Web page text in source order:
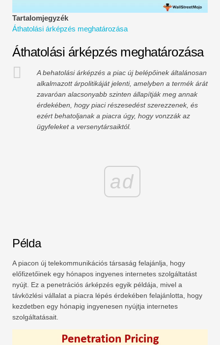
Teljes alak
Kockázatkezelési oktatóanyagok
Tartalomjegyzék
Áthatolási árképzés meghatározása
Áthatolási árképzés meghatározása
A behatolási árképzés a piac új belépőinek általánosan
alkalmazott árpolitikáját jelenti, amelyben a termék árát
zavaróan alacsonyabb szinten állapítják meg annak
érdekében, hogy piaci részesedést szerezzenek, és
ezért behatoljanak a piacra úgy, hogy vonzzák az
ügyfeleket a versenytársaiktól.
ad
Példa
A piacon új telekommunikációs társaság felajánlja, hogy
előfizetőinek egy hónapos ingyenes internetes szolgáltatást
nyújt. Ez a penetrációs árképzés egyik példája, mivel a
távközlési vállalat a piacra lépés érdekében felajánlotta, hogy
kezdetben egy hónapig ingyenesen nyújtja internetes
szolgáltatásait.